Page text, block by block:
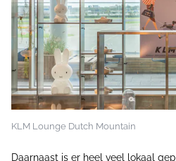
KLM Lounge Dutch Mountain
Daarnaast is er heel veel lokaal